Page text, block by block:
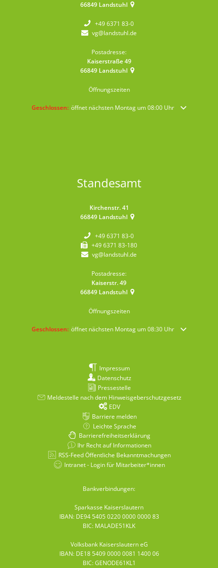
66849 Landstuhl
+49 6371 83-0
vg@landstuhl.de
Postadresse:
Kaiserstraße 49
66849 Landstuhl
Öffnungszeiten
Klicken, um weitere Öffnungs- oder Schließzeiten auszublenden
Geschlossen: öffnet nächsten Montag um 08:00 Uhr
Standesamt
Kirchenstr. 41
66849 Landstuhl
+49 6371 83-0
+49 6371 83-180
vg@landstuhl.de
Postadresse:
Kaiserstr. 49
66849 Landstuhl
Öffnungszeiten
Klicken, um weitere Öffnungs- oder Schließzeiten auszublenden
Geschlossen: öffnet nächsten Montag um 08:30 Uhr
Impressum
Datenschutz
Pressestelle
Meldestelle nach dem Hinweisgeberschutzgesetz
EDV
Barriere melden
Leichte Sprache
Barrierefreiheitserklärung
Ihr Recht auf Informationen
RSS-Feed Öffentliche Bekanntmachungen
Intranet - Login für Mitarbeiter*innen
Bankverbindungen:
Sparkasse Kaiserslautern
IBAN: DE94 5405 0220 0000 0000 83
BIC: MALADE51KLK
Volksbank Kaiserslautern eG
IBAN: DE18 5409 0000 0081 1400 06
BIC: GENODE61KL1